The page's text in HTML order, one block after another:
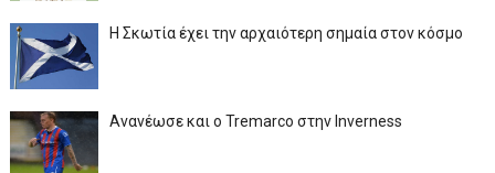
Η Σκωτία έχει την αρχαιότερη σημαία στον κόσμο
Ανανέωσε και ο Tremarco στην Inverness